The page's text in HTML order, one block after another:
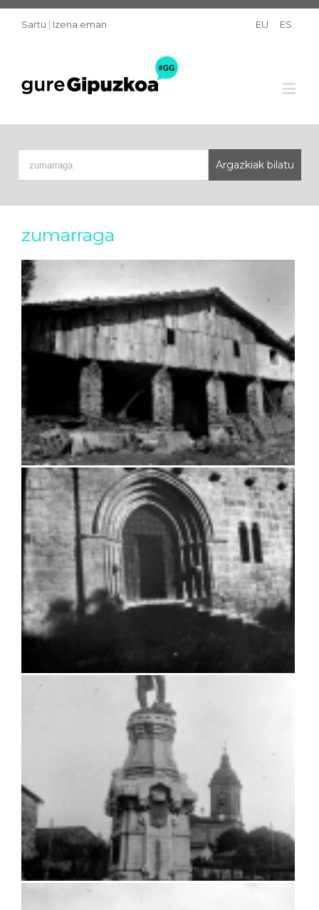
Sartu | Izena eman EU ES
zumarraga